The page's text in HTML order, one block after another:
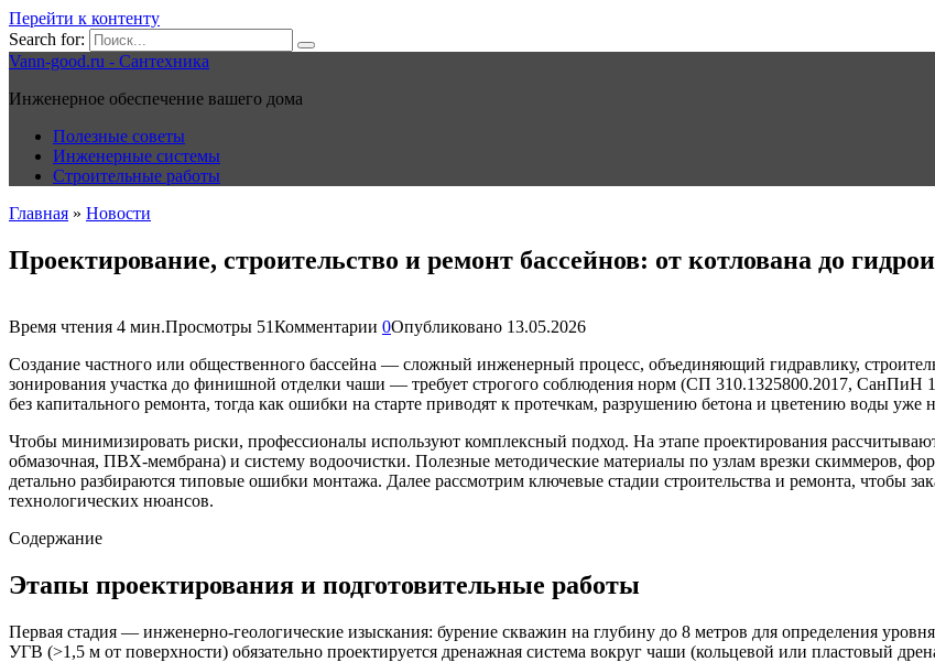
Перейти к контенту
Search for:
Vann-good.ru - Сантехника
Инженерное обеспечение вашего дома
Полезные советы
Инженерные системы
Строительные работы
Главная » Новости
Проектирование, строительство и ремонт бассейнов: от котлована до
Время чтения 4 мин.Просмотры 51Комментарии 0Опубликовано 13.05.2026
Создание частного или общественного бассейна — сложный инженерный процесс, объединяющий гидравлику,
зонирования участка до финишной отделки чаши — требует строгого соблюдения норм (СП 310.1325800.2017, СанПиН
без капитального ремонта, тогда как ошибки на старте приводят к протечкам, разрушению бетона и цветению воды уже
Чтобы минимизировать риски, профессионалы используют комплексный подход. На этапе проектирования
обмазочная, ПВХ-мембрана) и систему водоочистки. Полезные методические материалы по узлам врезки скиммеров,
детально разбираются типовые ошибки монтажа. Далее рассмотрим ключевые стадии строительства и ремонта, чтобы
технологических нюансов.
Содержание
Этапы проектирования и подготовительные работы
Первая стадия — инженерно-геологические изыскания: бурение скважин на глубину до 8 метров для определения
УГВ (>1,5 м от поверхности) обязательно проектируется дренажная система вокруг чаши (кольцевой или пластовый